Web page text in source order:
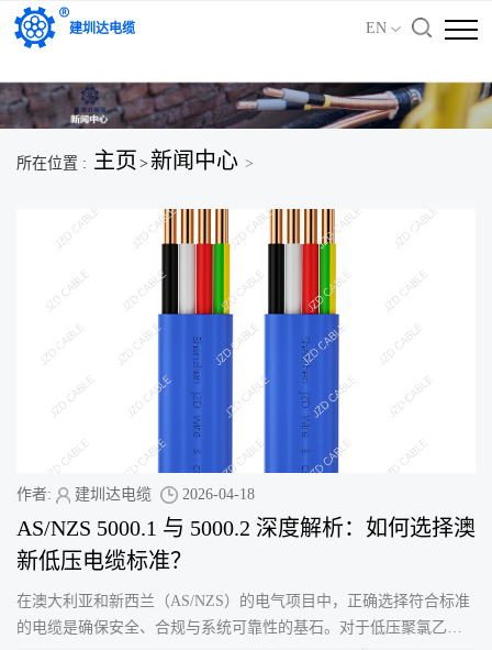
'); })();
建圳达电缆 EN
所在位置 : 主页 > 新闻中心 >
作者: 建圳达电缆 2026-04-18
AS/NZS 5000.1 与 5000.2 深度解析：如何选择澳
新低压电缆标准？
在澳大利亚和新西兰（AS/NZS）的电气项目中，正确选择符合标准
的电缆是确保安全、合规与系统可靠性的基石。对于低压聚氯乙烯